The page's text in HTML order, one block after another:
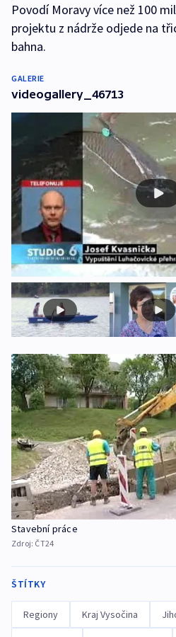
Povodí Moravy více než 100
projektu z nádrže odjede na
bahna.
GALERIE
videogallery_46713
Stavební práce
Zdroj: ČT24
ŠTÍTKY
Regiony Kraj Vysočina